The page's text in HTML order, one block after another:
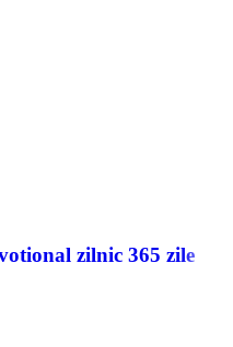
zilnic 365 zile